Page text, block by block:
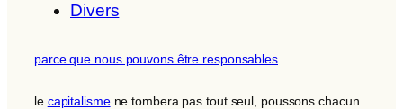
Divers
parce que nous pouvons être responsables
le capitalismene tombera pas tout seul, poussons chacun